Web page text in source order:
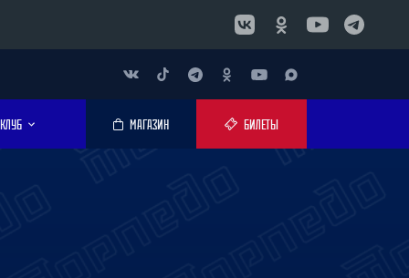
КЛУБ МАГАЗИН БИЛЕТЫ